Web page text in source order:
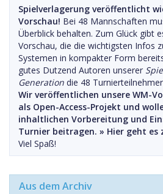
Spielverlagerung veröffentlicht
Vorschau! Bei 48 Mannschaften
Überblick behalten. Zum Glück gibt
Vorschau, die die wichtigsten Infos
Systemen in kompakter Form
gutes Dutzend Autoren unserer
Generation die 48
Wir veröffentlichen unsere WM-
als Open-Access-Projekt und
inhaltlichen Vorbereitung und
Turnier beitragen. » Hier geht es
Viel Spaß!
Aus dem Archiv